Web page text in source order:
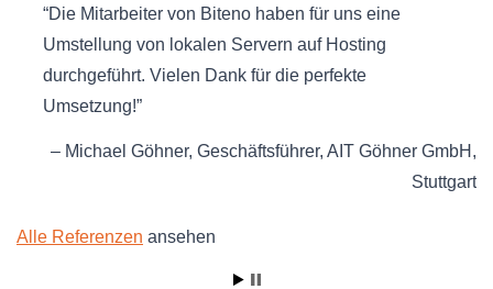
Die Mitarbeiter von Biteno haben für uns eine
Umstellung von lokalen Servern auf Hosting
durchgeführt. Vielen Dank für die perfekte
Umsetzung!
Michael Göhner Geschäftsführer AIT Göhner GmbH
Stuttgart
Alle Referenzen ansehen